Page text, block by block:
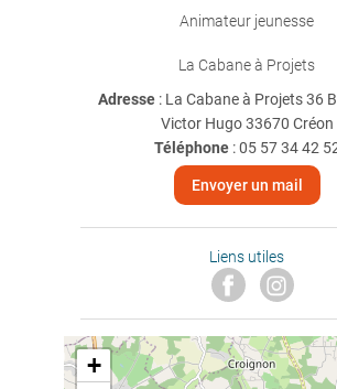
Animateur jeunesse
La Cabane à Projets
Adresse : La Cabane à Projets 36
Victor Hugo 33670 Créon
Téléphone:05 57 34 42
Envoyer un mail
Liens utiles
+